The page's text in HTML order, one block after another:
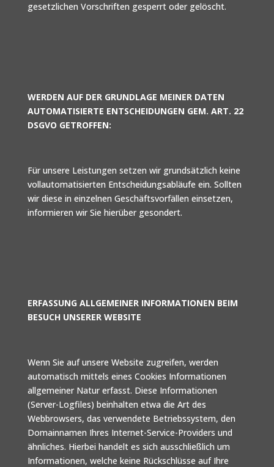
gesetzlichen Vorschriften gesperrt oder gelöscht.
WERDEN AUF DER GRUNDLAGE MEINER DATEN
AUTOMATISIERTE ENTSCHEIDUNGEN GEM. ART. 22
DSGVO GETROFFEN:
Für unsere Leistungen setzen wir grundsätzlich keine
vollautomatisierten Entscheidungsabläufe ein. Sollten
wir diese in einzelnen Geschäftsvorfällen einsetzen,
informieren wir Sie hierüber gesondert.
ERFASSUNG ALLGEMEINER INFORMATIONEN BEIM
BESUCH UNSERER WEBSITE
Wenn Sie auf unsere Website zugreifen, werden
automatisch mittels eines Cookies Informationen
allgemeiner Natur erfasst. Diese Informationen
(Server-Logfiles) beinhalten etwa die Art des
Webbrowsers, das verwendete Betriebssystem, den
Domainnamen Ihres Internet-Service-Providers und
ähnliches. Hierbei handelt es sich ausschließlich um
Informationen, welche keine Rückschlüsse auf Ihre